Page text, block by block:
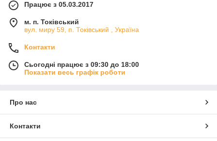
Працює з 05.03.2017
м. п. Токівський
вул. миру 59, п. Токівський , Україна
Контакти
Сьогодні працює з 09:30 до 18:00
Показати весь графік роботи
Про нас
Контакти